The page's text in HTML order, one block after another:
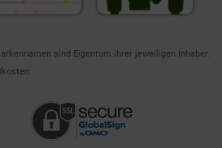
sind Eigentum ihrer jeweiligen Inhaber.